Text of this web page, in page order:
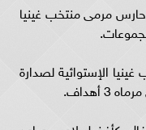
حارس مرمى منتخب غينيا
الإستوائية لصدارة
أهداف.